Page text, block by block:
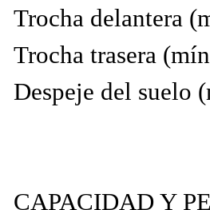
Trocha delantera
Trocha trasera
Despeje del suelo
CAPACIDAD Y